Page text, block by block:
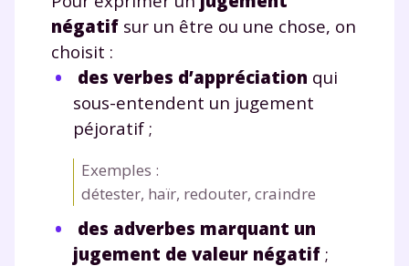
négatif sur un être ou une chose, on
choisit :
des verbes d’appréciation qui
sous-entendent un jugement
péjoratif ;
Exemples :
détester, haïr, redouter, craindre
des adverbes marquant un
jugement de valeur négatif ;